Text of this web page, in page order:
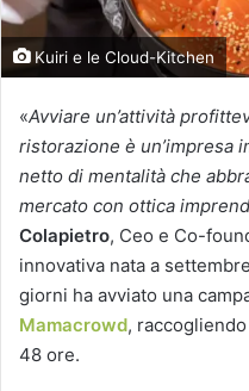
Kuiri e le Cloud-Kitchen
«Avviare un’attività
ristorazione è un’impresa
netto di mentalità che
mercato con ottica
Colapietro, Ceo e Co-
innovativa nata a
giorni ha avviato una
Mamacrowd,
48 ore.